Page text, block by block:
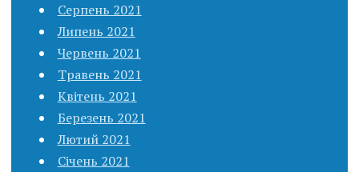
Серпень 2021
Липень 2021
Червень 2021
Травень 2021
Квітень 2021
Березень 2021
Лютий 2021
Січень 2021